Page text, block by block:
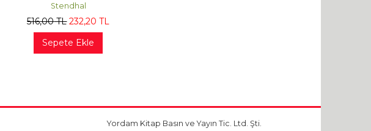
Stendhal
516,00TL 232,20 TL
Sepete Ekle
Yordam Kitap Basın ve Yayın Tic. Ltd. Şti.